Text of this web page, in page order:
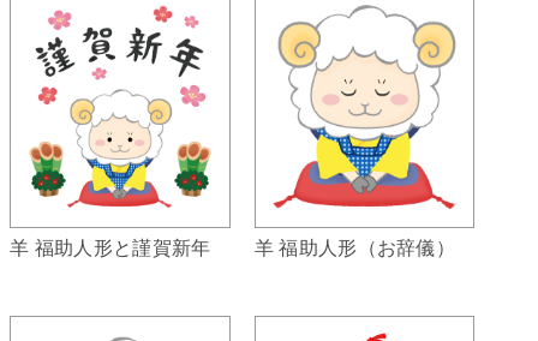
羊 福助人形と謹賀新年 羊 福助人形（お辞儀）